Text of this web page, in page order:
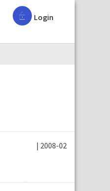
Login
| 2008-02